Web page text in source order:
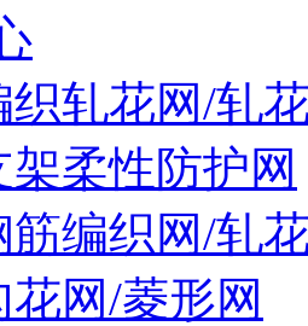
织轧花网/轧
柔性防护网
筋编织网/轧
网/菱形网